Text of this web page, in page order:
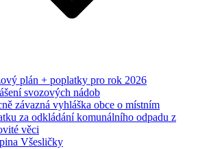
plán + poplatky pro rok 2026
svozových nádob
závazná vyhláška obce o místním
za odkládání komunálního odpadu z
věci
Všesličky